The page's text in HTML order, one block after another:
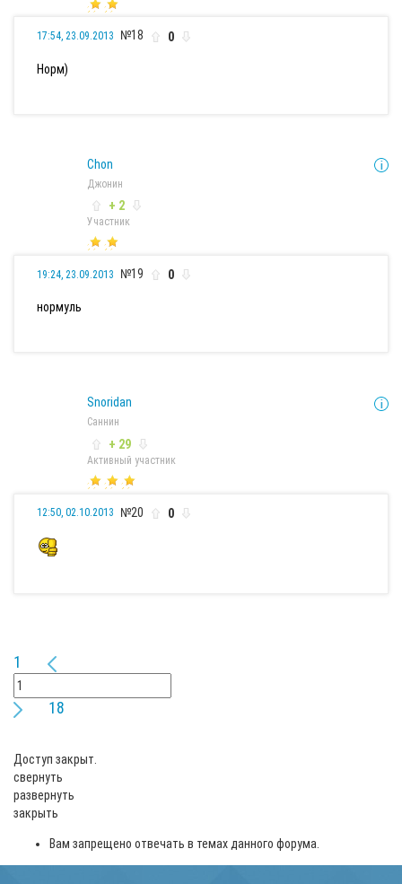
17:54, 23.09.2013 №18 0
Норм)
Chon
Джонин
+ 2
Участник
19:24, 23.09.2013 №19 0
нормуль
Snoridan
Саннин
+ 29
Активный участник
12:50, 02.10.2013 №20 0
1
18
Доступ закрыт.
свернуть
развернуть
закрыть
Вам запрещено отвечать в темах данного форума.